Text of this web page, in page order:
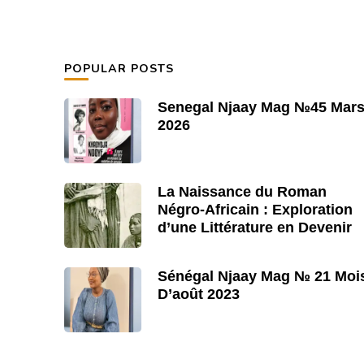
POPULAR POSTS
Senegal Njaay Mag №45 Mars
2026
La Naissance du Roman
Négro-Africain : Exploration
d’une Littérature en Devenir
Sénégal Njaay Mag № 21
D’août 2023